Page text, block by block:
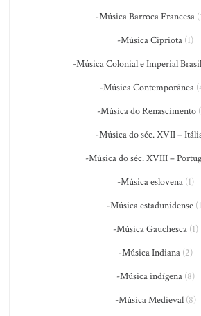
-Música Barroca Francesa
-Música Cipriota (1)
-Música Colonial e Imperial
-Música Contemporânea
-Música do Renascimento
-Música do séc. XVII –
-Música do séc. XVIII –
-Música eslovena(1)
-Música estadunidense
-Música Gauchesca(1)
-Música Indiana(2)
-Música indígena(8)
-Música Medieval(8)